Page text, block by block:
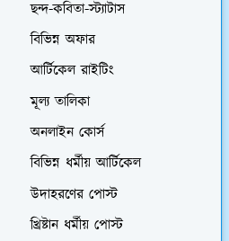
ছন্দ-কবিতা-স্ট্যাটাস
বিভিন্ন অফার
আর্টিকেল রাইটিং
মূল্য তালিকা
অনলাইন কোর্স
বিভিন্ন ধর্মীয় আর্টিকেল
উদাহরণের পোস্ট
খ্রিষ্টান ধর্মীয় পোস্ট